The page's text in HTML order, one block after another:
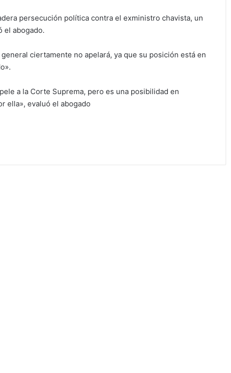
persecución política contra el exministro chavista, un
el abogado.
ciertamente no apelará, ya que su posición está en
a la Corte Suprema, pero es una posibilidad en
ella», evaluó el abogado